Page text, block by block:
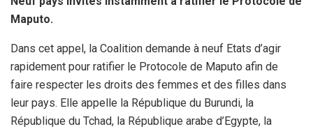
Maputo.
Dans cet appel, la Coalition demande à neuf Etats d’agir
rapidement pour ratifier le Protocole de Maputo afin de
faire respecter les droits des femmes et des filles dans
leur pays. Elle appelle la République du Burundi, la
République du Tchad, la République arabe d’Egypte, la